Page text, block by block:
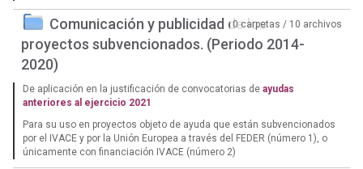
Comunicación y publicidad de los
proyectos subvencionados. (Periodo 2014-
2020)
0 carpetas / 10 archivos
De aplicación en la justificación de convocatorias de ayudas
anteriores al ejercicio 2021
Para su uso en proyectos objeto de ayuda que están subvencionados
por el IVACE y por la Unión Europea a través del FEDER (número 1), o
únicamente con financiación IVACE (número 2)